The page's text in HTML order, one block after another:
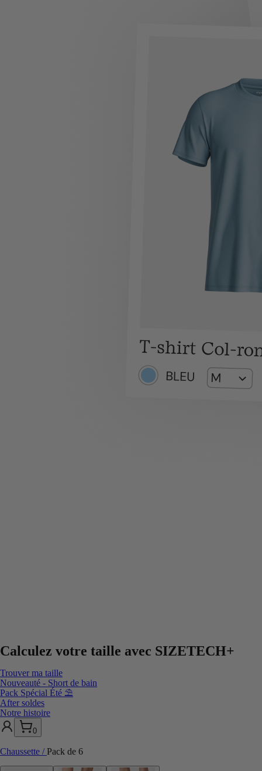
Calculez votre taille avec SIZETECH+
Trouver ma taille
Nouveauté - Short de bain
Pack Spécial Été ⛱️
After soldes
Notre histoire
0
Chaussette /Pack de 6